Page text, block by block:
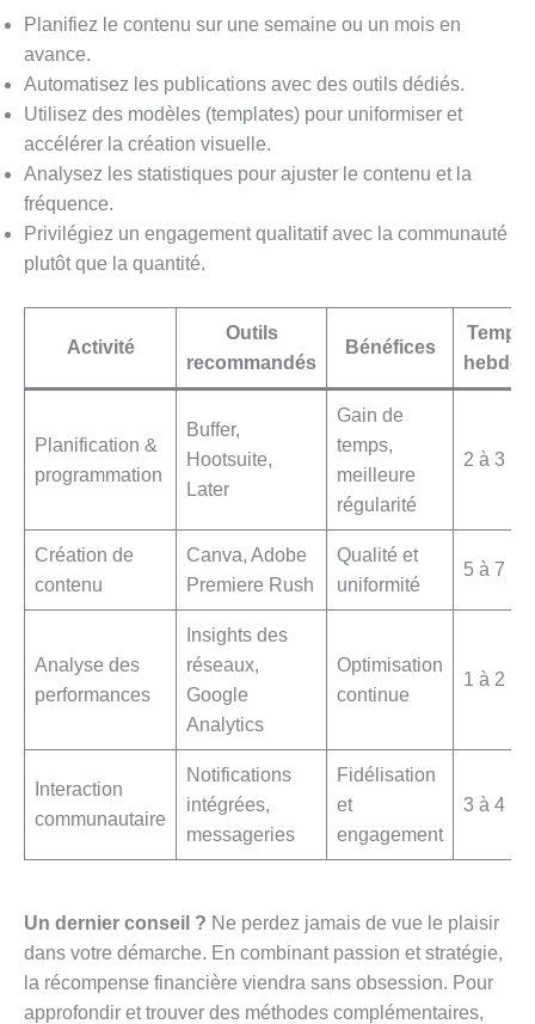
Planifiez le contenu sur une semaine ou un mois en
avance.
Automatisez les publications avec des outils dédiés.
Utilisez des modèles (templates) pour uniformiser et
accélérer la création visuelle.
Analysez les statistiques pour ajuster le contenu et la
fréquence.
Privilégiez un engagement qualitatif avec la communauté
plutôt que la quantité.
Activité
Outils
recommandés
Bénéfices
Temps
Planification &
programmation
Buffer,
Hootsuite,
Later
Gain de
temps,
meilleure
régularité
2 à 3
Création de
contenu
Canva, Adobe
Premiere Rush
Qualité et
uniformité
5 à 7
Analyse des
performances
Insights des
réseaux,
Google
Analytics
Optimisation
continue
1 à 2
Interaction
communautaire
Notifications
intégrées,
messageries
Fidélisation
et
engagement
3 à 4
Un dernier conseil ? Ne perdez jamais de vue le plaisir
dans votre démarche. En combinant passion et stratégie,
la récompense financière viendra sans obsession. Pour
approfondir et trouver des méthodes complémentaires,